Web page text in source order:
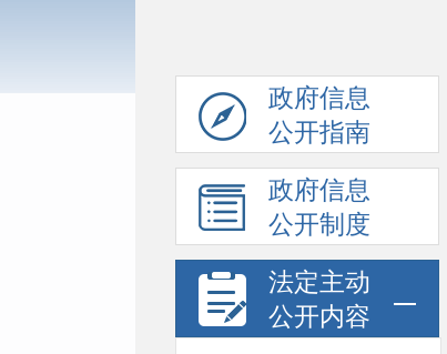
政府信息
公开指南
政府信息
公开制度
法定主动
公开内容